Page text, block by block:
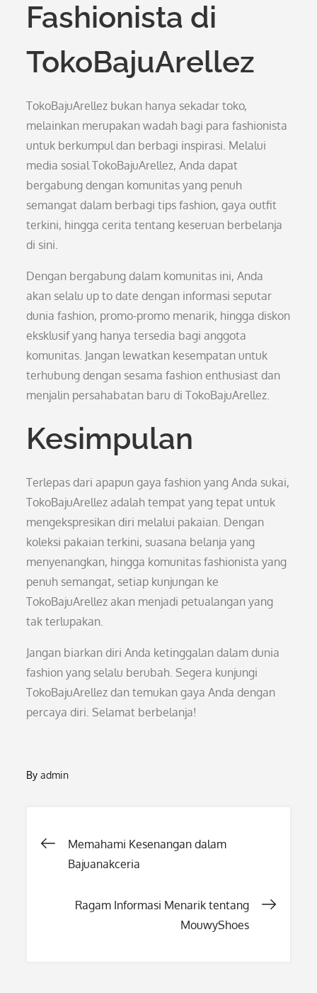
Fashionista di
TokoBajuArellez
TokoBajuArellez bukan hanya sekadar toko,
melainkan merupakan wadah bagi para fashionista
untuk berkumpul dan berbagi inspirasi. Melalui
media sosial TokoBajuArellez, Anda dapat
bergabung dengan komunitas yang penuh
semangat dalam berbagi tips fashion, gaya outfit
terkini, hingga cerita tentang keseruan berbelanja
di sini.
Dengan bergabung dalam komunitas ini, Anda
akan selalu up to date dengan informasi seputar
dunia fashion, promo-promo menarik, hingga diskon
eksklusif yang hanya tersedia bagi anggota
komunitas. Jangan lewatkan kesempatan untuk
terhubung dengan sesama fashion enthusiast dan
menjalin persahabatan baru di TokoBajuArellez.
Kesimpulan
Terlepas dari apapun gaya fashion yang Anda sukai,
TokoBajuArellez adalah tempat yang tepat untuk
mengekspresikan diri melalui pakaian. Dengan
koleksi pakaian terkini, suasana belanja yang
menyenangkan, hingga komunitas fashionista yang
penuh semangat, setiap kunjungan ke
TokoBajuArellez akan menjadi petualangan yang
tak terlupakan.
Jangan biarkan diri Anda ketinggalan dalam dunia
fashion yang selalu berubah. Segera kunjungi
TokoBajuArellez dan temukan gaya Anda dengan
percaya diri. Selamat berbelanja!
Byadmin
Post
Memahami Kesenangan dalam
Bajuanakceria
Ragam Informasi Menarik tentang
MouwyShoes